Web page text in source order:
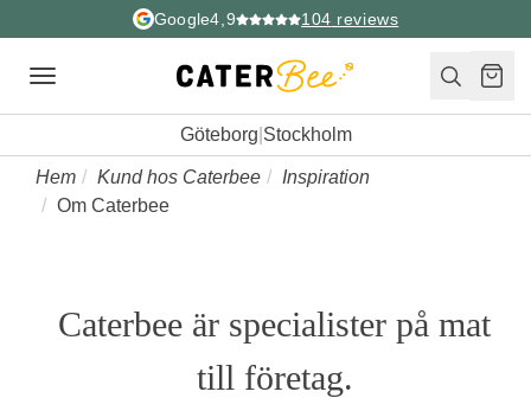
Google4,9 104 reviews
Toggle
Göteborg Stockholm
Hem Kund hos Caterbee
Inspiration
Om Caterbee
Caterbee är specialister på mat
till företag.